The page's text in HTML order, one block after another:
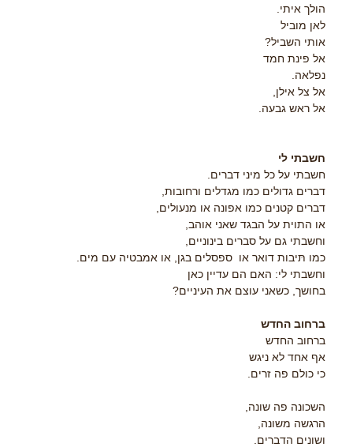
הולך איתי.
לאן מוביל
אותי השביל?
אל פינת חמד
נפלאה.
אל צל אילן,
אל ראש גבעה.
חשבתי לי
חשבתי על כל מיני דברים.
דברים גדולים כמו מגדלים ורחובות,
דברים קטנים כמו אפונה או מנעולים,
או התוית על הבגד שאני אוהב,
וחשבתי גם על סברים בינוניים,
כמו תּיבות דואר או ספסלים בגן, או אמבטיה עם מים.
וחשבתי לי: האם הם עדיין כאן
בחושך, כשאני עוצם את העיניים?
ברחוב החדש
ברחוב החדש
אף אחד לא ניגש
כי כולם פה זרים.
השכונה פה שונה,
הרגשה משונה,
ושונים הדברים.